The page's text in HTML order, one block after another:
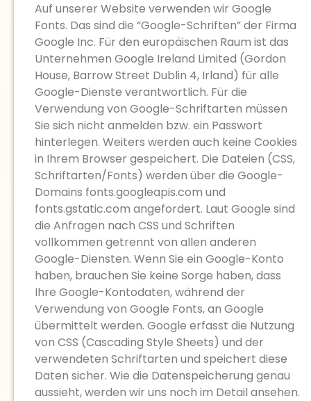
Auf unserer Website verwenden wir Google
Fonts. Das sind die “Google-Schriften” der Firma
Google Inc. Für den europäischen Raum ist das
Unternehmen Google Ireland Limited (Gordon
House, Barrow Street Dublin 4, Irland) für alle
Google-Dienste verantwortlich. Für die
Verwendung von Google-Schriftarten müssen
Sie sich nicht anmelden bzw. ein Passwort
hinterlegen. Weiters werden auch keine Cookies
in Ihrem Browser gespeichert. Die Dateien (CSS,
Schriftarten/Fonts) werden über die Google-
Domains fonts.googleapis.com und
fonts.gstatic.com angefordert. Laut Google sind
die Anfragen nach CSS und Schriften
vollkommen getrennt von allen anderen
Google-Diensten. Wenn Sie ein Google-Konto
haben, brauchen Sie keine Sorge haben, dass
Ihre Google-Kontodaten, während der
Verwendung von Google Fonts, an Google
übermittelt werden. Google erfasst die Nutzung
von CSS (Cascading Style Sheets) und der
verwendeten Schriftarten und speichert diese
Daten sicher. Wie die Datenspeicherung genau
aussieht, werden wir uns noch im Detail ansehen.